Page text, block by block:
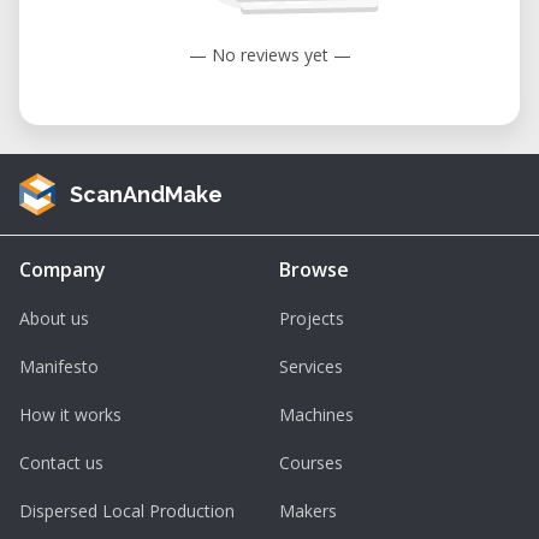
Kollaborative Umgebung:Arbeiten Sie
Kosteneffizient:Vermeiden Sie die
erheblichen Investitionen beim Kauf
Gut gewartete Geräte:
Maschinen werden regelmäßig
gewartet, um optimale Leistung und
— No reviews yet —
ScanAndMake
Company
About us
Manifesto
How it works
Contact us
Dispersed Local Production
Browse
Projects
Services
Machines
Courses
Makers